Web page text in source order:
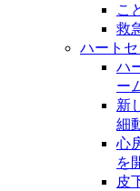
こ
救
ハート
ハ
ー
新
細
心
を
皮